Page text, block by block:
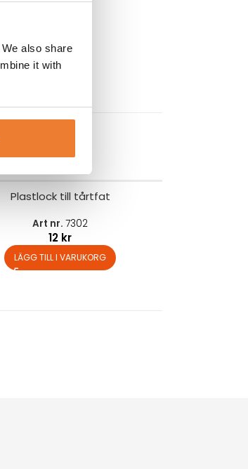
also share
it with
Plastlock till tårtfat
Art nr.7302
12 kr
LÄGG TILL I VARUKORG